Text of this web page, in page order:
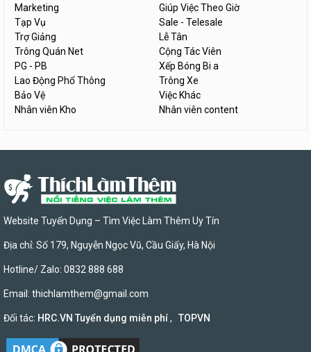
Marketing
Giúp Việc Theo Giờ
Tạp Vụ
Sale - Telesale
Trợ Giảng
Lễ Tân
Trông Quán Net
Cộng Tác Viên
PG - PB
Xếp Bóng Bi a
Lao Động Phổ Thông
Trông Xe
Bảo Vệ
Việc Khác
Nhân viên Kho
Nhân viên content
Website Tuyển Dụng – Tìm Việc Làm Thêm Uy Tín
Địa chỉ: Số 179, Nguyễn Ngọc Vũ, Cầu Giấy, Hà Nội
Hotline/ Zalo: 0832 888 688
Email: thichlamthem@gmail.com
Đối tác: HRC.VN Tuyển dụng miễn phí, TOPVN